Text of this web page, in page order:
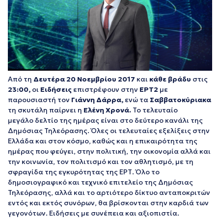
Από τη Δευτέρα 20 Νοεμβρίου 2017 και κάθε βράδυ στις
23:00, οι Ειδήσεις επιστρέφουν στην ΕΡΤ2 με
παρουσιαστή τον Γιάννη Δάρρα, ενώ τα Σαββατοκύριακα
τη σκυτάλη παίρνει η Ελένη Χρονά. Το τελευταίο
μεγάλο δελτίο της ημέρας είναι στο δεύτερο κανάλι της
Δημόσιας Τηλεόρασης. Όλες οι τελευταίες εξελίξεις στην
Ελλάδα και στον κόσμο, καθώς και η επικαιρότητα της
ημέρας που φεύγει, στην πολιτική, την οικονομία αλλά και
την κοινωνία, τον πολιτισμό και τον αθλητισμό, με τη
σφραγίδα της εγκυρότητας της ΕΡΤ. Όλο το
δημοσιογραφικό και τεχνικό επιτελείο της Δημόσιας
Τηλεόρασης, αλλά και το αρτιότερο δίκτυο ανταποκριτών
εντός και εκτός συνόρων, θα βρίσκονται στην καρδιά των
γεγονότων. Ειδήσεις με συνέπεια και αξιοπιστία.